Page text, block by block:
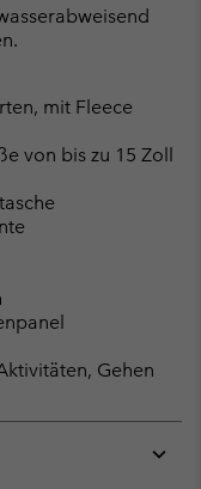
mit Fleece
von bis zu 15 Zoll
Gehen